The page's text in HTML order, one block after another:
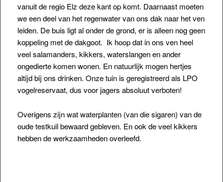
vanuit de regio Elz deze kant op komt. Daarnaast moeten
we een deel van het regenwater van ons dak naar het ven
leiden. De buis ligt al onder de grond, er is alleen nog geen
koppeling met de dakgoot. Ik hoop dat in ons ven heel
veel salamanders, kikkers, waterslangen en ander
ongedierte komen wonen. En natuurlijk mogen hertjes
altijd bij ons drinken. Onze tuin is geregistreerd als LPO
vogelreservaat, dus voor jagers absoluut verboten!
Overigens zijn wat waterplanten (van die sigaren) van de
oude testkuil bewaard gebleven. En ook de veel kikkers
hebben de werkzaamheden overleefd.